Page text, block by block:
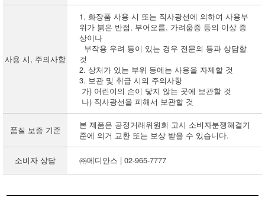
사용 시, 주의사항
1. 화장품 사용 시 또는 직사광선에 의하여 사용부
위가 붉은 반점, 부어오름, 가려움증 등의 이상 증
상이나
부작용 우려 등이 있는 경우 전문의 등과 상담할
것
2. 상처가 있는 부위 등에는 사용을 자제할 것
3. 보관 및 취급 시의 주의사항
가) 어린이의 손이 닿지 않는 곳에 보관할 것
나) 직사광선을 피해서 보관할 것
품질 보증 기준
본 제품은 공정거래위원회 고시 소비자분쟁해결기
준에 의거 교환 또는 보상 받을 수 있습니다.
소비자 상담 ㈜메디안스 | 02-965-7777